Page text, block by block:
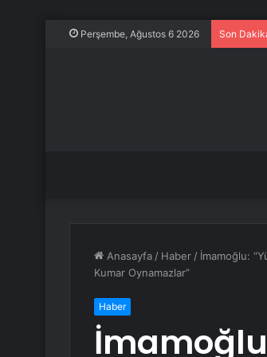
Perşembe, Ağustos 6 2026 Son
Anasayfa / Haber / İmamoğlu:
Kumar Oynamazlar”
Haber